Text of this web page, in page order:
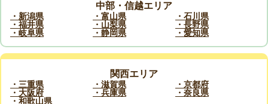
中部・信越エリア
・新潟県 ・富山県
・石川県
・福井県
・山梨県
・長野県
・岐阜県
・静岡県 ・愛知県
関西エリア
・三重県 ・滋賀県
・京都府
・大阪府
・兵庫県
・奈良県
・和歌山県